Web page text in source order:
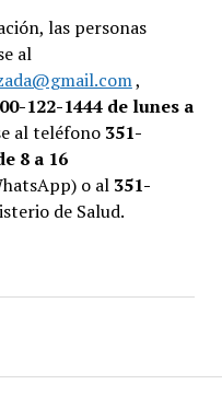
las personas
al
,
122-1444 de lunes a
al teléfono 351-
8 a 16
o al 351-
de Salud.